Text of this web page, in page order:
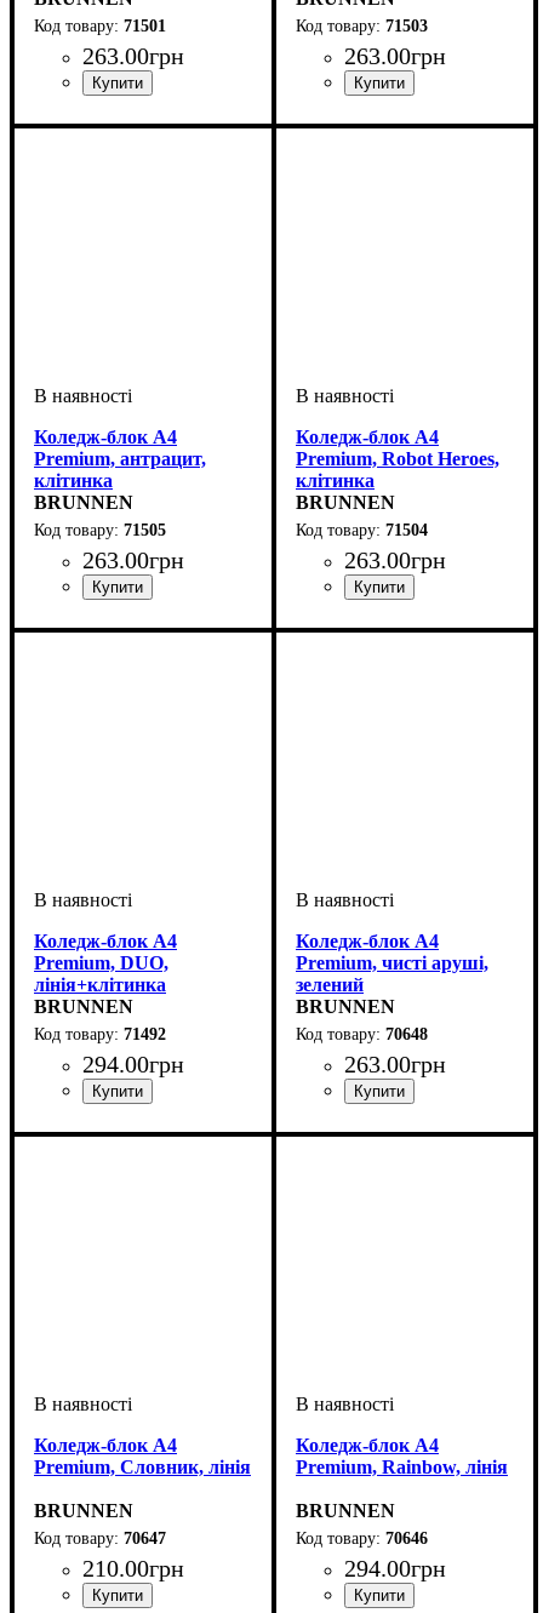
71501
263.00грн
71503
263.00грн
Коледж-блок А4
Premium, антрацит,
клітинка
BRUNNEN
71505
263.00грн
Коледж-блок А4
Premium, Robot Heroes,
клітинка
BRUNNEN
71504
263.00грн
Коледж-блок А4
Premium, DUO,
лінія+клітинка
BRUNNEN
71492
294.00грн
Коледж-блок А4
Premium, чисті аруші,
зелений
BRUNNEN
70648
263.00грн
Коледж-блок А4
Premium, Словник, лінія
BRUNNEN
70647
210.00грн
Коледж-блок А4
Premium, Rainbow, лінія
BRUNNEN
70646
294.00грн